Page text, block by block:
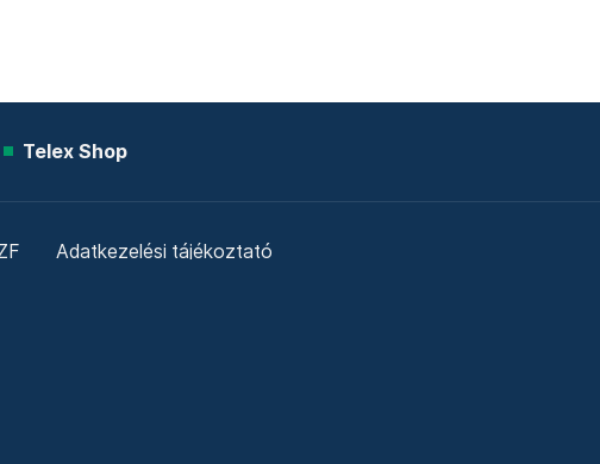
Telex Shop
Adatkezelési tájékoztató